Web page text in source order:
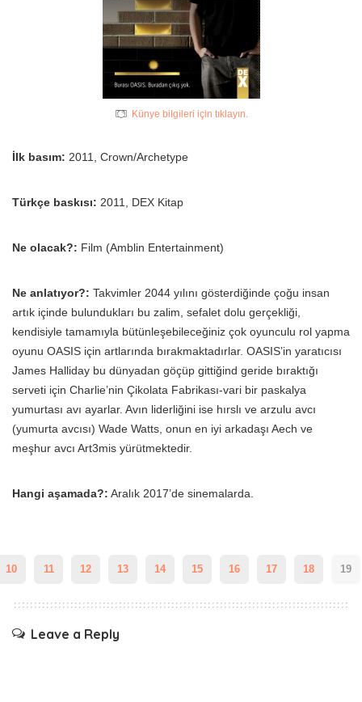
Künye bilgileri için tıklayın.
İlk basım: 2011, Crown/Archetype
Türkçe baskısı: 2011, DEX Kitap
Ne olacak?: Film (Amblin Entertainment)
Ne anlatıyor?: Takvimler 2044 yılını gösterdiğinde çoğu insan
artık içinde bulundukları bu zalim, sefalet dolu gerçekliği,
kendisiyle tamamıyla bütünleşebileceğiniz çok oyunculu rol yapma
oyunu OASIS için artlarında bırakmaktadırlar. OASIS’in yaratıcısı
James Halliday bu dünyadan göçüp gittiğind geride bıraktığı
serveti için Charlie’nin Çikolata Fabrikası-vari bir paskalya
yumurtası avı ayarlar. Avın liderliğini ise hırslı ve arzulu avcı
(yumurta avcısı) Wade Watts, onun en iyi arkadaşı Aech ve
meşhur avcı Art3mis yürütmektedir.
Hangi aşamada?: Aralık 2017’de sinemalarda.
10 11 12 13 14 15 16 17 18 19
Leave a Reply